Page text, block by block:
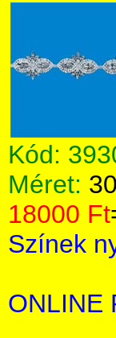
Kód:
Méret:
18000 Ft
Színek
ONLINE